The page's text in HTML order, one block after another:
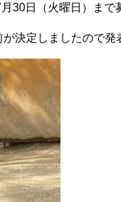
30日（火曜日）まで
決定しましたので発